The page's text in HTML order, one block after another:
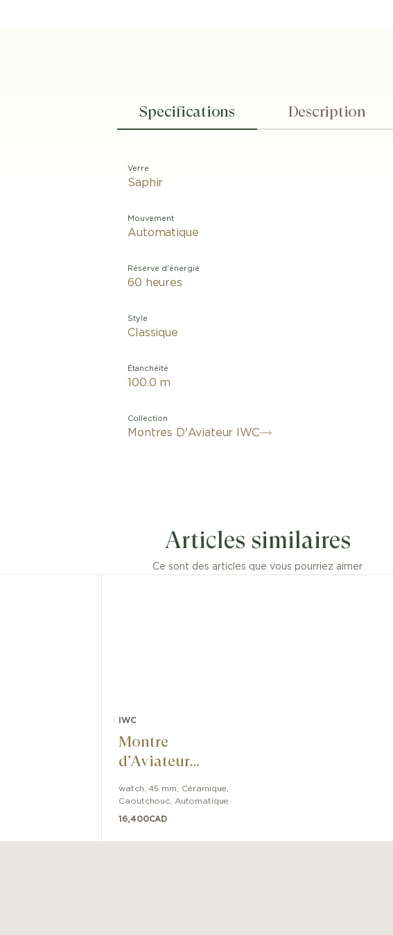
Specifications Description
Verre
Saphir
Mouvement
Automatique
Réserve d'énergie
60 heures
Style
Classique
Étanchéité
100.0 m
Collection
Montres D'Aviateur IWC
soleillée. Elle est dotée d’un calendrier perpétuel avec affichage de la
la semaine, du mois, de l’année à quatre chiffres ainsi que des phases
calendrier perpétuel ProSet peut être ajusté vers l’avant comme vers
Articles similaires
Ce sont des articles que vous pourriez aimer
IWC
Montre
d’Aviateur
Chronographe
Top Gun Edition
« Lake Tahoe »
watch ,45 mm Céramique
Caoutchouc
Automatique
16,400CAD